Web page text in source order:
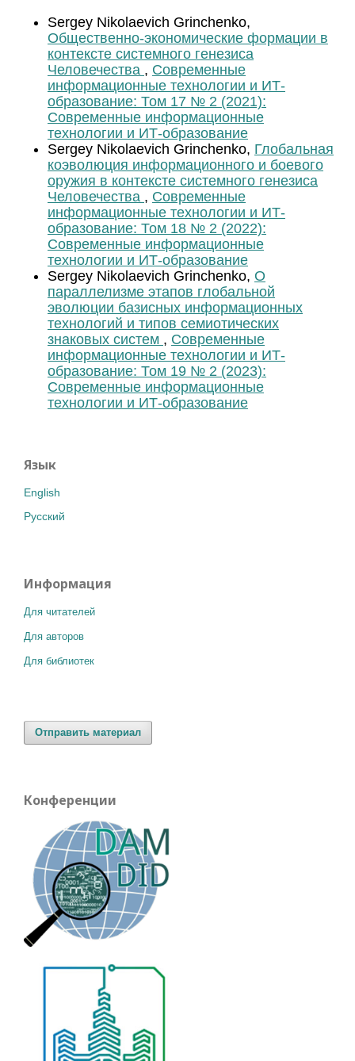
Sergey Nikolaevich Grinchenko,
Общественно-экономические формации в
контексте системного генезиса
Человечества , Современные
информационные технологии и ИТ-
образование: Том 17 № 2 (2021):
Современные информационные
технологии и ИТ-образование
Sergey Nikolaevich Grinchenko, Глобальная
коэволюция информационного и боевого
оружия в контексте системного генезиса
Человечества , Современные
информационные технологии и ИТ-
образование: Том 18 № 2 (2022):
Современные информационные
технологии и ИТ-образование
Sergey Nikolaevich Grinchenko, О
параллелизме этапов глобальной
эволюции базисных информационных
технологий и типов семиотических
знаковых систем , Современные
информационные технологии и ИТ-
образование: Том 19 № 2 (2023):
Современные информационные
технологии и ИТ-образование
Язык
English
Русский
Информация
Для читателей
Для авторов
Для библиотек
Отправить материал
Конференции